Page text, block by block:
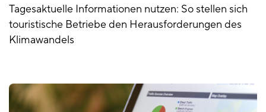
Tagesaktuelle Informationen nutzen: So stellen sich
touristische Betriebe den Herausforderungen des
Klimawandels